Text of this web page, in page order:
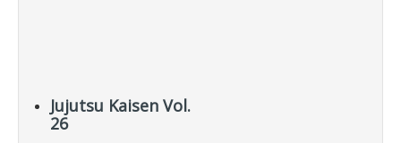
Jujutsu Kaisen Vol.
26